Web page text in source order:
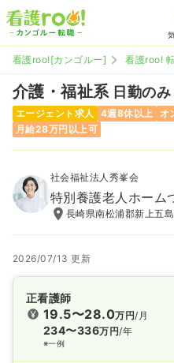
看護roo![カンゴルー] 看護roo!
介護・福祉系 日勤の
エージェント求人 4週8休以上 オ
月給28万円以上可
社会福祉法人秀峯会
特別養護老人ホーム
長崎県南松浦郡新上五
2026/07/13 更新
正看護師
19.5〜28.0万円/月
234〜336万円/年
※一例